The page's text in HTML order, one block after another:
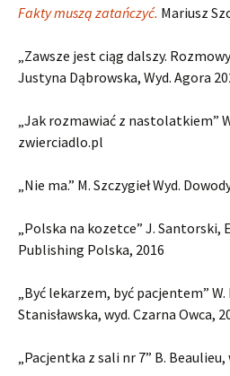
Fakty muszą zatańczyć. Mariusz
„Zawsze jest ciąg dalszy.
Justyna Dąbrowska, Wyd. Agora
„Jak rozmawiać z nastolatkiem”
zwierciadlo.pl
„Nie ma.” M. Szczygieł Wyd.
„Polska na kozetce” J. Santorski,
Publishing Polska, 2016
„Być lekarzem, być pacjentem”
Stanisławska, wyd. Czarna Owca,
„Pacjentka z sali nr 7” B. Beaulieu,